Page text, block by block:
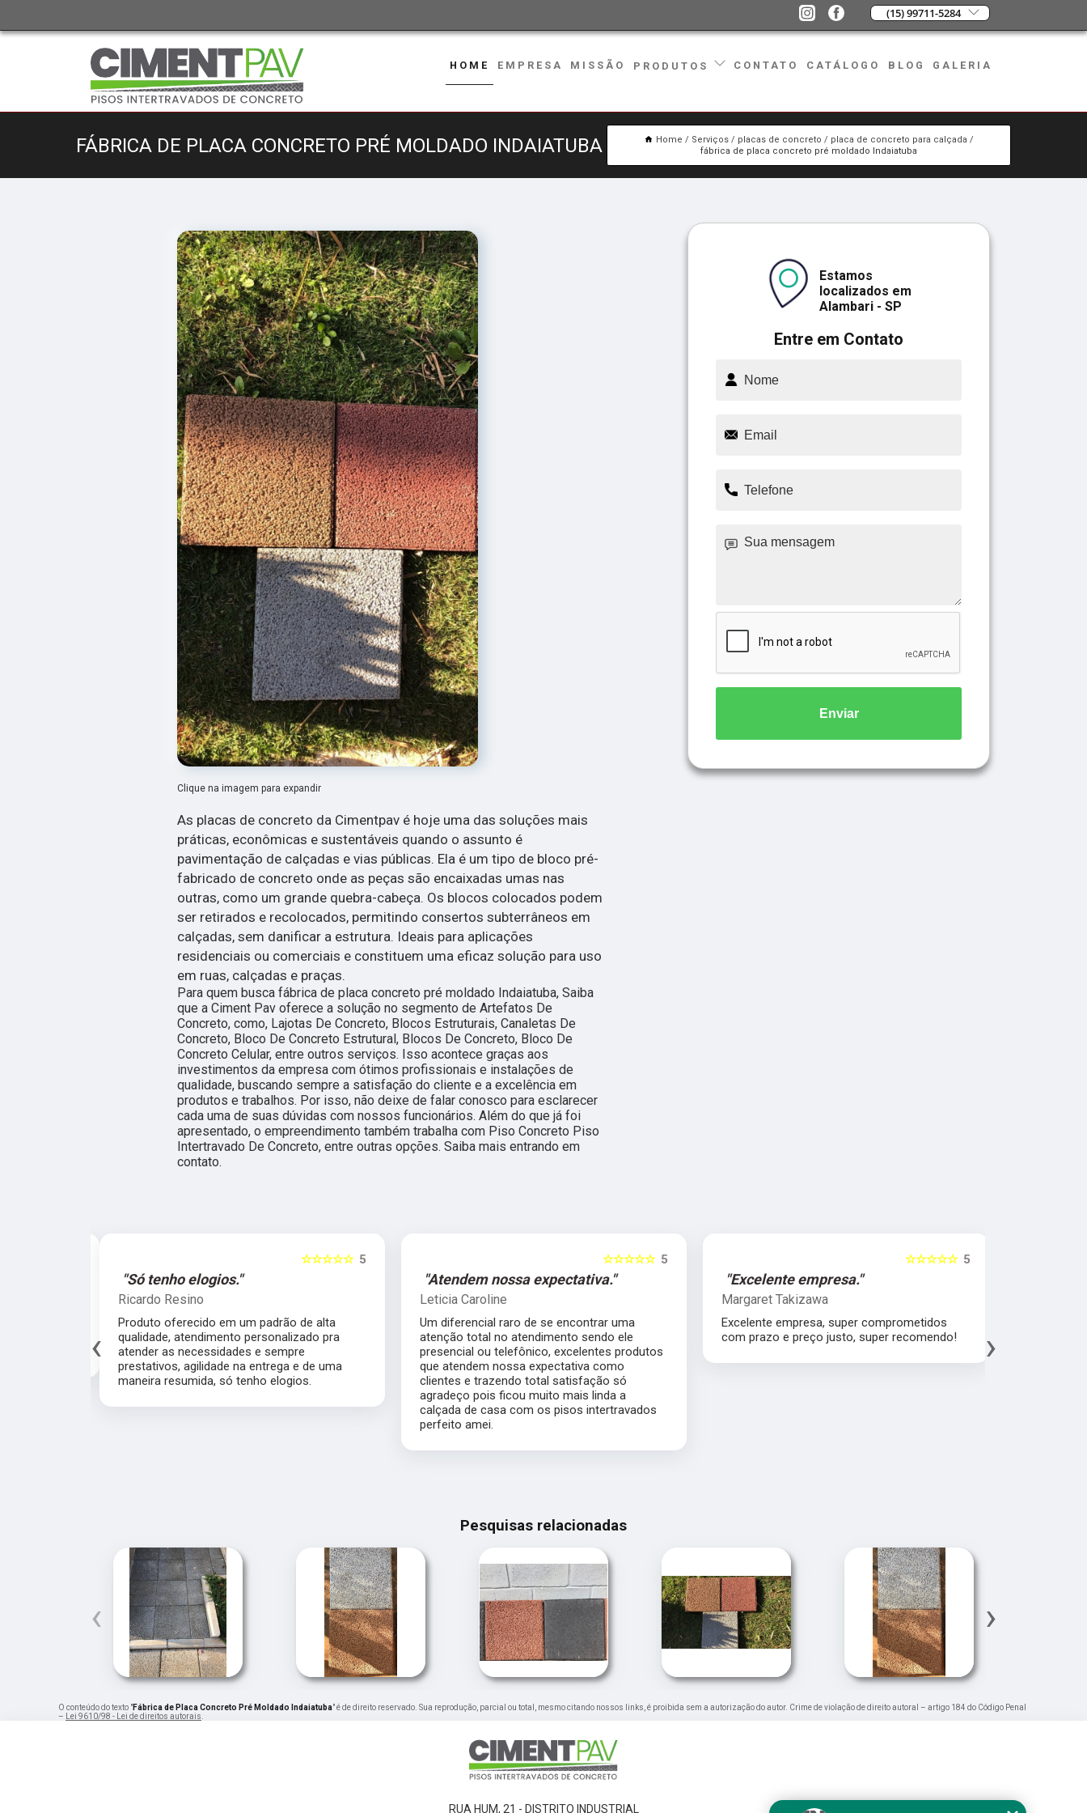
(15) 99711-5284
HOME EMPRESA MISSÃO PRODUTOS CONTATO CATÁLOGO BLOG GALERIA
FÁBRICA DE PLACA CONCRETO PRÉ MOLDADO INDAIATUBA Home Serviços placas de concreto
placa de concreto para calçada
fábrica de placa concreto pré moldado Indaiatuba
Clique na imagem para expandir
As placas de concreto da Cimentpav é hoje uma das soluções mais
práticas, econômicas e sustentáveis quando o assunto é
pavimentação de calçadas e vias públicas. Ela é um tipo de bloco pré-
fabricado de concreto onde as peças são encaixadas umas nas
outras, como um grande quebra-cabeça. Os blocos colocados podem
ser retirados e recolocados, permitindo consertos subterrâneos em
calçadas, sem danificar a estrutura. Ideais para aplicações
residenciais ou comerciais e constituem uma eficaz solução para uso
em ruas, calçadas e praças.
Para quem busca fábrica de placa concreto pré moldado Indaiatuba, Saiba
que a Ciment Pav oferece a solução no segmento de Artefatos De
Concreto, como, Lajotas De Concreto, Blocos Estruturais, Canaletas De
Concreto, Bloco De Concreto Estrutural, Blocos De Concreto, Bloco De
Concreto Celular, entre outros serviços. Isso acontece graças aos
investimentos da empresa com ótimos profissionais e instalações de
qualidade, buscando sempre a satisfação do cliente e a excelência em
produtos e trabalhos. Por isso, não deixe de falar conosco para esclarecer
cada uma de suas dúvidas com nossos funcionários. Além do que já foi
apresentado, o empreendimento também trabalha com Piso Concreto Piso
Intertravado De Concreto, entre outras opções. Saiba mais entrando em
contato.
Entre em Contato
Estamos
localizados em
Alambari - SP
Enviar
5
☆☆☆☆☆
"Só tenho elogios."
Ricardo Resino
Produto oferecido em um padrão de alta
qualidade, atendimento personalizado pra
atender as necessidades e sempre prestativos,
agilidade na entrega e de uma maneira resumida,
só tenho elogios.
5
☆☆☆☆☆
"Atendem nossa expectativa."
Leticia Caroline
Um diferencial raro de se encontrar uma
atenção total no atendimento sendo ele
presencial ou telefônico, excelentes produtos
que atendem nossa expectativa como
clientes e trazendo total satisfação só
agradeço pois ficou muito mais linda a
calçada de casa com os pisos intertravados
perfeito amei.
5
☆☆☆☆☆
"Excelente empresa."
Margaret Takizawa
Excelente empresa, super comprometidos
com prazo e preço justo, super recomendo!
fábrica espatular e
mercado.
‹ ›
Pesquisas relacionadas
‹ ›
O conteúdo do texto "Fábrica de Placa Concreto Pré Moldado Indaiatuba" é de direito reservado. Sua reprodução, parcial ou total, mesmo citando nossos links, é proibida sem a autorização do autor. Crime de violação de direito autoral – artigo 184 do Código Penal
– Lei 9610/98 - Lei de direitos autorais.
RUA HUM, 21 - DISTRITO INDUSTRIAL